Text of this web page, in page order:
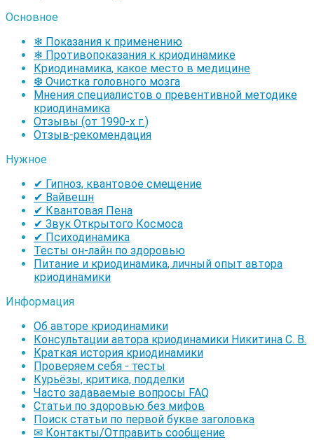
Основное
❄ Показания к применению
❄ Противопоказания к криодинамике
Криодинамика, какое место в медицине
❆ Очистка головного мозга
Мнения специалистов о превентивной методике
криодинамика
Отзывы (от 1990-х г.)
Отзыв-рекомендация
Нужное
✔ Гипноз, квантовое смещение
✔ Вайвешн
✔ Квантовая Пена
✔ Звук Открытого Космоса
✔ Психодинамика
Тесты он-лайн по здоровью
Питание и криодинамика, личный опыт автора
криодинамики
Информация
Об авторе криодинамики
Консультации автора криодинамики Никитина С. В.
Краткая история криодинамики
Проверяем себя - тесты
Курьёзы, критика, подделки
Часто задаваемые вопросы FAQ
Статьи по здоровью без мифов
Поиск статьи по первой букве заголовка
✉ Контакты/Отправить сообщение